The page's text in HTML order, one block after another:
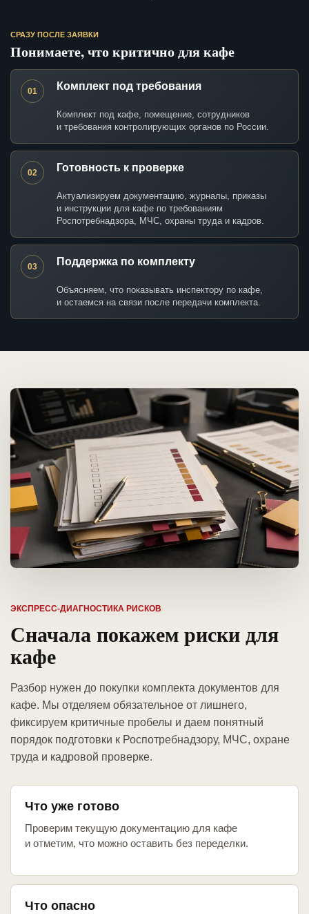
СРАЗУ ПОСЛЕ ЗАЯВКИ
Понимаете, что критично для кафе
01 Комплект под требования
Комплект под кафе, помещение, сотрудников
и требования контролирующих органов по России.
02 Готовность к проверке
Актуализируем документацию, журналы, приказы
и инструкции для кафе по требованиям
Роспотребнадзора, МЧС, охраны труда и кадров.
03 Поддержка по комплекту
Объясняем, что показывать инспектору по кафе,
и остаемся на связи после передачи комплекта.
ЭКСПРЕСС-ДИАГНОСТИКА РИСКОВ
Сначала покажем риски для
кафе
Разбор нужен до покупки комплекта документов для
кафе. Мы отделяем обязательное от лишнего,
фиксируем критичные пробелы и даем понятный
порядок подготовки к Роспотребнадзору, МЧС, охране
труда и кадровой проверке.
Что уже готово
Проверим текущую документацию для кафе
и отметим, что можно оставить без переделки.
Что опасно